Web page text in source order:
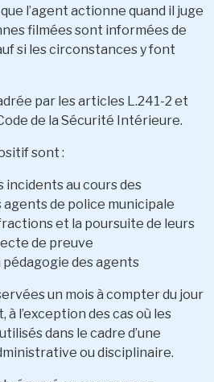
l’agent actionne quand il juge
filmées sont informées de
si les circonstances y font
par les articles L.241-2 et
de la Sécurité Intérieure.
sont :
incidents au cours des
de police municipale
et la poursuite de leurs
de preuve
des agents
un mois à compter du jour
l’exception des cas où les
dans le cadre d’une
ou disciplinaire.